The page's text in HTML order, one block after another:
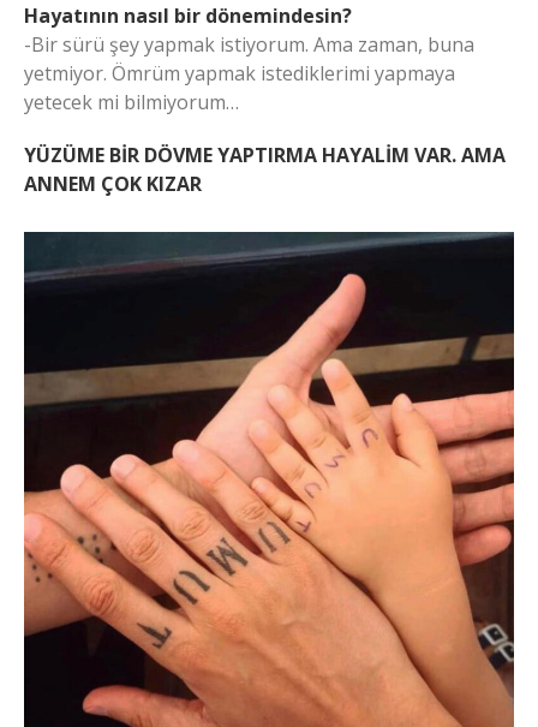
Hayatının nasıl bir dönemindesin?
-Bir sürü şey yapmak istiyorum. Ama zaman, buna
yetmiyor. Ömrüm yapmak istediklerimi yapmaya
yetecek mi bilmiyorum…
YÜZÜME BİR DÖVME YAPTIRMA HAYALİM VAR. AMA
ANNEM ÇOK KIZAR